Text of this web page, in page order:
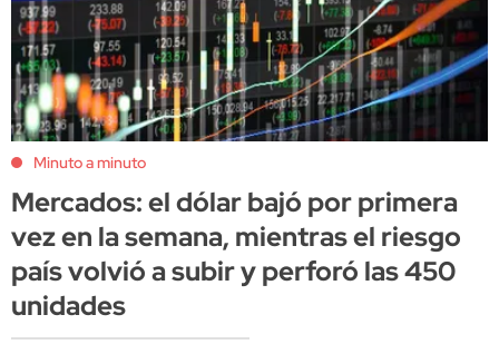
Minuto a minuto
Mercados: el dólar bajó por primera
vez en la semana, mientras el riesgo
país volvió a subir y perforó las 450
unidades